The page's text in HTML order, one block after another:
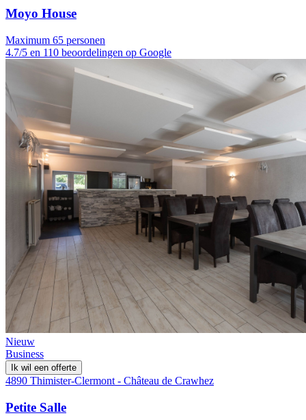
Moyo House
Maximum 65 personen
4.7/5 en 110 beoordelingen op Google
Nieuw
Business
Ik wil een offerte
4890 Thimister-Clermont - Château de Crawhez
Petite Salle